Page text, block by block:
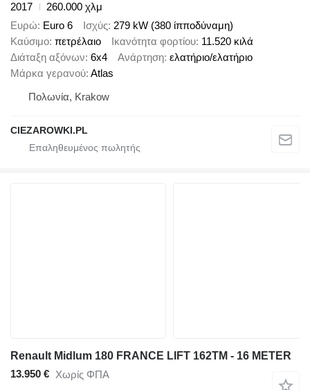
2017
260.000 χλμ
Ευρώ Euro 6 Ισχύς 279 kW (380 ίπποδύναμη)
Καύσιμο πετρέλαιο Ικανότητα φορτίου 11.520 κιλά
Διάταξη αξόνων 6x4 Ανάρτηση ελατήριο/ελατήριο
Μάρκα γερανού Atlas
Πολωνία, Krakow
CIEZAROWKI.PL
Renault Midlum 180 FRANCE LIFT 162TM - 16 METER
13.950 € Χωρίς ΦΠΑ